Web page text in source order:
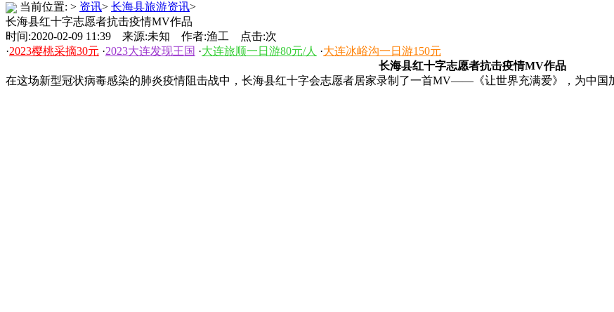
当前位置: > 资讯> 长海县旅游资讯>
长海县红十字志愿者抗击疫情MV作品
时间:2020-02-09 11:39 来源:未知 作者:渔工 点击:次
·2023樱桃采摘30元 ·2023大连发现王国 ·大连旅顺一日游80元/人 ·大连冰峪沟一日游150元
长海县红十字志愿者抗击疫情MV作品
在这场新型冠状病毒感染的肺炎疫情阻击战中，长海县红十字会志愿者居家录制了一首MV——《让世界充满爱》，为中国